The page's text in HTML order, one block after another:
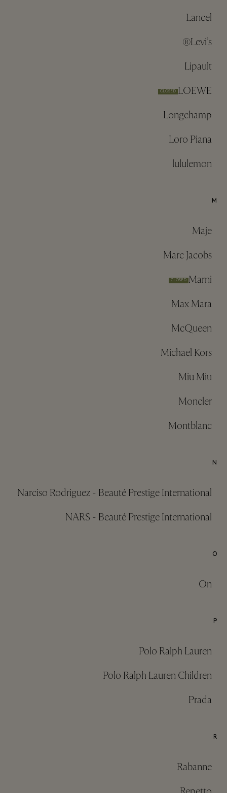
Lancel
Levi’s®
Lipault
LOEWE
CLOSED
Longchamp
Loro Piana
lululemon
M
Maje
Marc Jacobs
Marni
CLOSED
Max Mara
McQueen
Michael Kors
Miu Miu
Moncler
Montblanc
N
Narciso Rodriguez - Beauté Prestige International
NARS - Beauté Prestige International
O
On
P
Polo Ralph Lauren
Polo Ralph Lauren Children
Prada
R
Rabanne